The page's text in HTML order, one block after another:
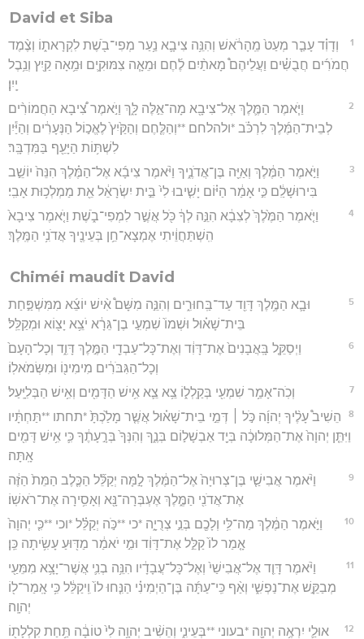
David et Siba
1
וְדָוִ֗ד עָבַ֤ר מְעַט֙ מֵֽהָרֹ֔אשׁ וְהִנֵּ֥ה צִיבָ֛א נַ֥עַר מְפִי־בֹ֖שֶׁת לִקְרָאת֑וֹ וְצֶ֨מֶד
חֲמֹרִ֜ים חֲבֻשִׁ֗ים וַעֲלֵיהֶם֩ מָאתַ֨יִם לֶ֜חֶם וּמֵאָ֧ה צִמּוּקִ֛ים וּמֵ֥אָה קַ֖יִץ וְנֵ֥בֶל
יָֽיִן׃
2
וַיֹּ֧אמֶר הַמֶּ֛לֶךְ אֶל־צִיבָ֖א מָה־אֵ֣לֶּה לָּ֑ךְ וַיֹּ֣אמֶר צִ֠יבָא הַחֲמוֹרִ֨ים
לְבֵית־הַמֶּ֜לֶךְ לִרְכֹּ֗ב *ולהלחם **וְהַלֶּ֤חֶם וְהַקַּ֙יִץ֙ לֶאֱכ֣וֹל הַנְּעָרִ֔ים וְהַיַּ֕יִן
לִשְׁתּ֥וֹת הַיָּעֵ֖ף בַּמִּדְבָּֽר׃
3
וַיֹּ֣אמֶר הַמֶּ֔לֶךְ וְאַיֵּ֖ה בֶּן־אֲדֹנֶ֑יךָ וַיֹּ֨אמֶר צִיבָ֜א אֶל־הַמֶּ֗לֶךְ הִנֵּה֙ יוֹשֵׁ֣ב
בִּירוּשָׁלִַ֔ם כִּ֣י אָמַ֔ר הַיּ֗וֹם יָשִׁ֤יבוּ לִי֙ בֵּ֣ית יִשְׂרָאֵ֔ל אֵ֖ת מַמְלְכ֥וּת אָבִֽי׃
4
וַיֹּ֤אמֶר הַמֶּ֙לֶךְ֙ לְצִבָ֔א הִנֵּ֣ה לְךָ֔ כֹּ֖ל אֲשֶׁ֣ר לִמְפִי־בֹ֑שֶׁת וַיֹּ֤אמֶר צִיבָא֙
הִֽשְׁתַּחֲוֵ֔יתִי אֶמְצָא־חֵ֥ן בְּעֵינֶ֖יךָ אֲדֹנִ֥י הַמֶּֽלֶךְ׃
Chiméi maudit David
5
וּבָ֛א הַמֶּ֥לֶךְ דָּוִ֖ד עַד־בַּֽחוּרִ֑ים וְהִנֵּ֣ה מִשָּׁם֩ אִ֨ישׁ יוֹצֵ֜א מִמִּשְׁפַּ֣חַת
בֵּית־שָׁא֗וּל וּשְׁמוֹ֙ שִׁמְעִ֣י בֶן־גֵּרָ֔א יֹצֵ֥א יָצ֖וֹא וּמְקַלֵּֽל׃
6
וַיְסַקֵּ֤ל בָּֽאֲבָנִים֙ אֶת־דָּוִ֔ד וְאֶת־כָּל־עַבְדֵ֖י הַמֶּ֣לֶךְ דָּוִ֑ד וְכָל־הָעָם֙
וְכָל־הַגִּבֹּרִ֔ים מִימִינ֖וֹ וּמִשְּׂמֹאלֽוֹ׃
7 וְכֹֽה־אָמַ֥ר שִׁמְעִ֖י בְּקַֽלְל֑וֹ צֵ֥א צֵ֛א אִ֥ישׁ הַדָּמִ֖ים וְאִ֥ישׁ הַבְּלִיָּֽעַל׃
8
הֵשִׁיב֩ עָלֶ֨יךָ יְהוָ֜ה כֹּ֣ל ׀ דְּמֵ֣י בֵית־שָׁא֗וּל אֲשֶׁ֤ר מָלַ֙כְתָּ֙ *תחתו **תַּחְתָּ֔יו
וַיִּתֵּ֤ן יְהוָה֙ אֶת־הַמְּלוּכָ֔ה בְּיַ֖ד אַבְשָׁל֣וֹם בְּנֶ֑ךָ וְהִנְּךָ֙ בְּרָ֣עָתֶ֔ךָ כִּ֛י אִ֥ישׁ דָּמִ֖ים
אָֽתָּה׃
9
וַיֹּ֨אמֶר אֲבִישַׁ֤י בֶּן־צְרוּיָה֙ אֶל־הַמֶּ֔לֶךְ לָ֣מָּה יְקַלֵּ֞ל הַכֶּ֤לֶב הַמֵּת֙ הַזֶּ֔ה
אֶת־אֲדֹנִ֖י הַמֶּ֑לֶךְ אֶעְבְּרָה־נָּ֖א וְאָסִ֥ירָה אֶת־רֹאשֽׁוֹ׃
10
וַיֹּ֣אמֶר הַמֶּ֔לֶךְ מַה־לִּ֥י וְלָכֶ֖ם בְּנֵ֣י צְרֻיָ֑ה *כי **כֹּ֣ה יְקַלֵּ֗ל *וכי **כִּ֤י יְהוָה֙
אָ֤מַר לוֹ֙ קַלֵּ֣ל אֶת־דָּוִ֔ד וּמִ֣י יֹאמַ֔ר מַדּ֖וּעַ עָשִׂ֥יתָה כֵּֽן׃
11
וַיֹּ֨אמֶר דָּוִ֤ד אֶל־אֲבִישַׁי֙ וְאֶל־כָּל־עֲבָדָ֔יו הִנֵּ֥ה בְנִ֛י אֲשֶׁר־יָצָ֥א מִמֵּעַ֖י
מְבַקֵּ֣שׁ אֶת־נַפְשִׁ֑י וְאַ֨ף כִּֽי־עַתָּ֜ה בֶּן־הַיְמִינִ֗י הַנִּ֤חוּ לוֹ֙ וִֽיקַלֵּ֔ל כִּ֥י אָֽמַר־ל֖וֹ
יְהוָֽה׃
12
אוּלַ֛י יִרְאֶ֥ה יְהוָ֖ה *בעוני **בְּעֵינִ֑י וְהֵשִׁ֨יב יְהוָ֥ה לִי֙ טוֹבָ֔ה תַּ֥חַת קִלְלָת֖וֹ